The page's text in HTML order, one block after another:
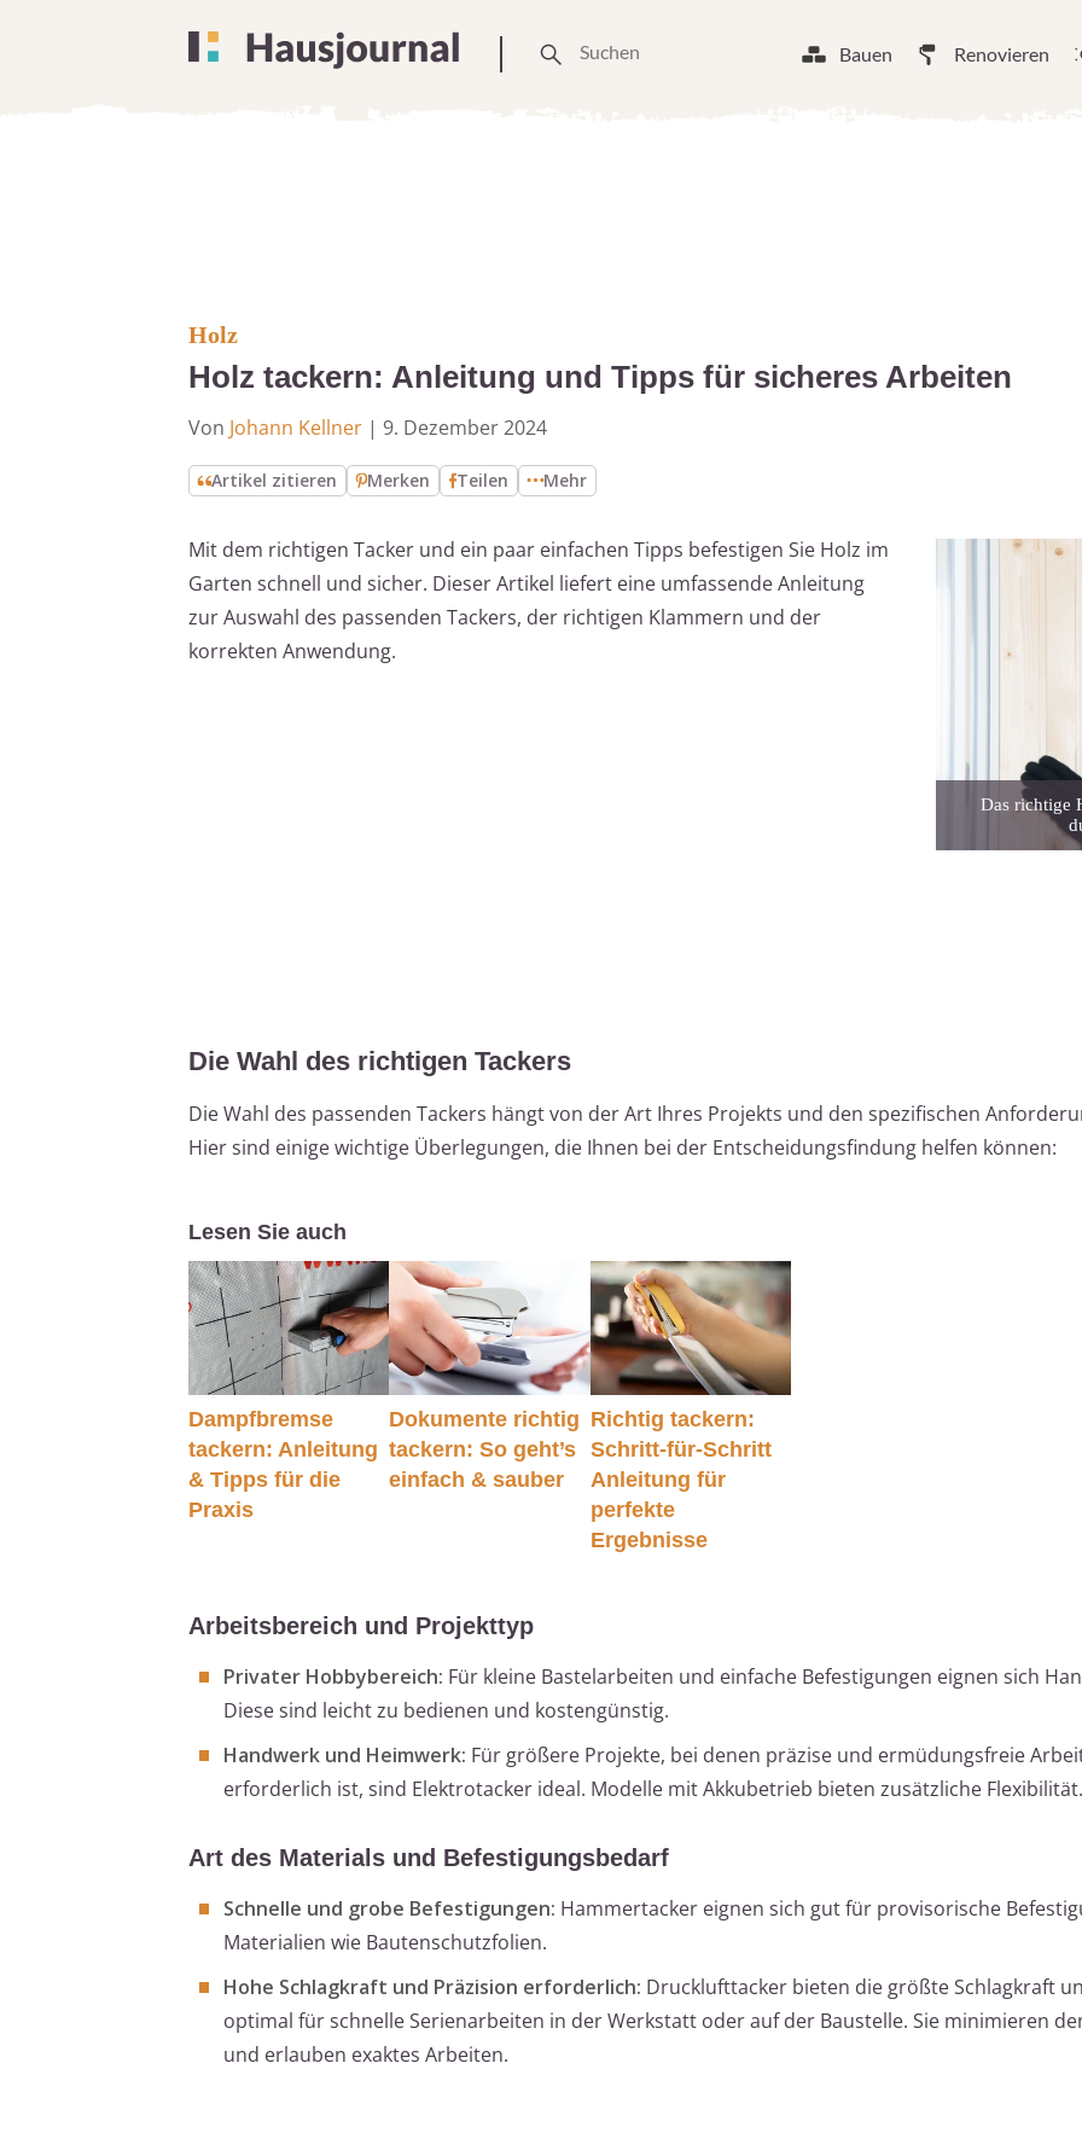
Bauen Renovieren
Holz
Holz tackern: Anleitung und Tipps für sicheres Arbeiten
Von Johann Kellner | 9. Dezember 2024
Artikel zitieren Merken Teilen Mehr
Mit dem richtigen Tacker und ein paar einfachen Tipps befestigen Sie Holz im
Garten schnell und sicher. Dieser Artikel liefert eine umfassende Anleitung
zur Auswahl des passenden Tackers, der richtigen Klammern und der
korrekten Anwendung.
Das richtige
Die Wahl des richtigen Tackers
Die Wahl des passenden Tackers hängt von der Art Ihres Projekts und den spezifischen
Hier sind einige wichtige Überlegungen, die Ihnen bei der Entscheidungsfindung helfen können:
Lesen Sie auch
Dampfbremse
tackern: Anleitung
& Tipps für die
Praxis
Dokumente richtig
tackern: So geht’s
einfach & sauber
Richtig tackern:
Schritt-für-Schritt
Anleitung für
perfekte
Ergebnisse
Arbeitsbereich und Projekttyp
Privater Hobbybereich: Für kleine Bastelarbeiten und einfache Befestigungen eignen sich
Diese sind leicht zu bedienen und kostengünstig.
Handwerk und Heimwerk: Für größere Projekte, bei denen präzise und ermüdungsfreie
erforderlich ist, sind Elektrotacker ideal. Modelle mit Akkubetrieb bieten zusätzliche Flexibilität.
Art des Materials und Befestigungsbedarf
Schnelle und grobe Befestigungen: Hammertacker eignen sich gut für provisorische
Materialien wie Bautenschutzfolien.
Hohe Schlagkraft und Präzision erforderlich: Drucklufttacker bieten die größte Schlagkraft
optimal für schnelle Serienarbeiten in der Werkstatt oder auf der Baustelle. Sie minimieren
und erlauben exaktes Arbeiten.